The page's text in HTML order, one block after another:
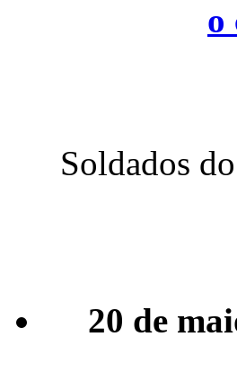
o
Soldados
20 de